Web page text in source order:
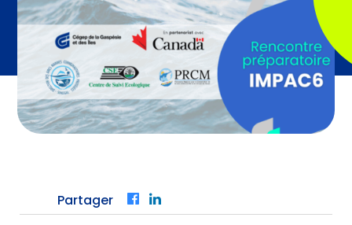
Partager Facebook